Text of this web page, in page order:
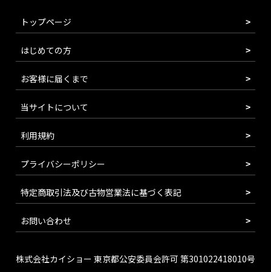
トップページ
はじめての方
お客様に届くまで
当サイトについて
利用規約
プライバシーポリシー
特定商取引法及び古物営業法に基づく表記
お問い合わせ
株式会社カイショー 東京都公安委員会許可 第301022418010号